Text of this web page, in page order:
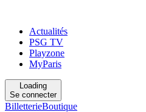
Actualités
PSG TV
Playzone
MyParis
Loading
Se connecter
BilletterieBoutique